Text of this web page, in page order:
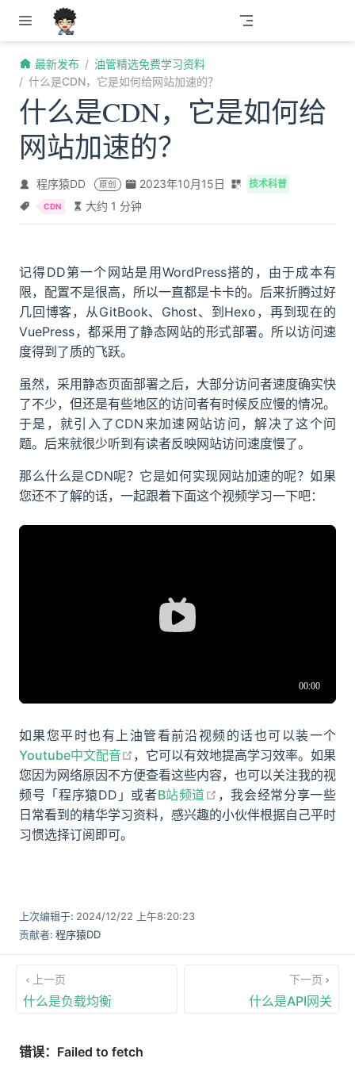
跳至主要內容
最新发布
油管精选免费学习资料
什么是CDN，它是如何给网站加速的？
什么是CDN，它是如何给
网站加速的？
程序猿DD 原创 2023年10月15日 技术科普
CDN 大约 1 分钟
记得DD第一个网站是用WordPress搭的，由于成本有
限，配置不是很高，所以一直都是卡卡的。后来折腾过好
几回博客，从GitBook、Ghost、到Hexo，再到现在的
VuePress，都采用了静态网站的形式部署。所以访问速
度得到了质的飞跃。
虽然，采用静态页面部署之后，大部分访问者速度确实快
了不少，但还是有些地区的访问者有时候反应慢的情况。
于是，就引入了CDN来加速网站访问，解决了这个问
题。后来就很少听到有读者反映网站访问速度慢了。
那么什么是CDN呢？它是如何实现网站加速的呢？如果
您还不了解的话，一起跟着下面这个视频学习一下吧：
A BiliBili video
如果您平时也有上油管看前沿视频的话也可以装一个
Youtube中文配音
open in new window
，它可以有效地提高学习效率。如果
您因为网络原因不方便查看这些内容，也可以关注我的视
频号「程序猿DD」或者B站频道 open in new window
，我会经常分享一些
日常看到的精华学习资料，感兴趣的小伙伴根据自己平时
习惯选择订阅即可。
上次编辑于: 2024/12/22 上午8:20:23
贡献者: 程序猿DD
上一页
什么是负载均衡
下一页
什么是API网关